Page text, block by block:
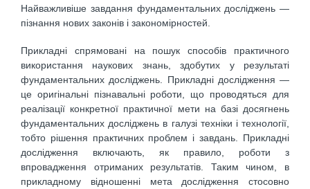
Найважливіше завдання фундаментальних досліджень —
пізнання нових законів і закономірностей.
Прикладні спрямовані на пошук способів практичного
використання наукових знань, здобутих у результаті
фундаментальних досліджень. Прикладні дослідження —
це оригінальні пізнавальні роботи, що проводяться для
реалізації конкретної практичної мети на базі досягнень
фундаментальних досліджень в галузі техніки і технології,
тобто рішення практичних проблем і завдань. Прикладні
дослідження включають, як правило, роботи з
впровадження отриманих результатів. Таким чином, в
прикладному відношенні мета дослідження стосовно